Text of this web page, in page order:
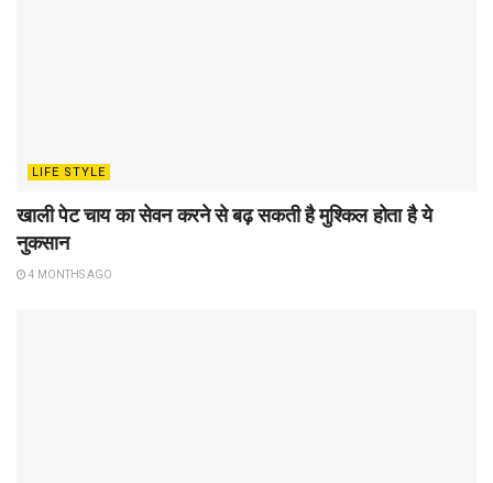
LIFE STYLE
खाली पेट चाय का सेवन करने से बढ़ सकती है मुश्किल होता है ये
नुकसान
4 MONTHS AGO